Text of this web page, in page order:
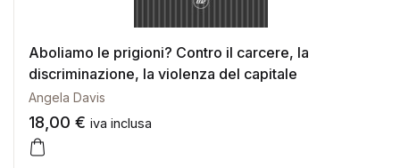
Aboliamo le prigioni? Contro il carcere, la
discriminazione, la violenza del capitale
Angela Davis
18,00 € iva inclusa